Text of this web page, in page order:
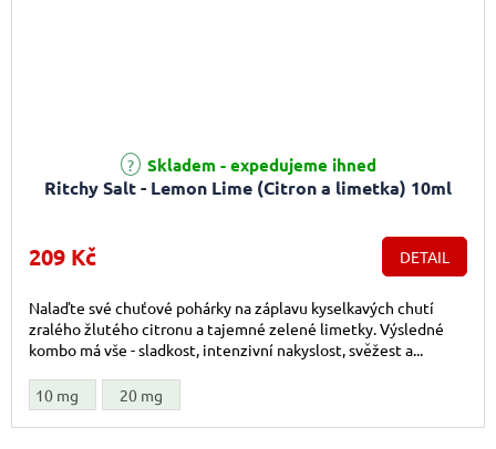
Ritchy Salt - Lemon Lime (Citron a limetka) 10ml
Skladem - expedujeme ihned
209 Kč DETAIL
Nalaďte své chuťové pohárky na záplavu kyselkavých chutí
zralého žlutého citronu a tajemné zelené limetky. Výsledné
kombo má vše - sladkost, intenzivní nakyslost, svěžest a...
10 mg 20 mg